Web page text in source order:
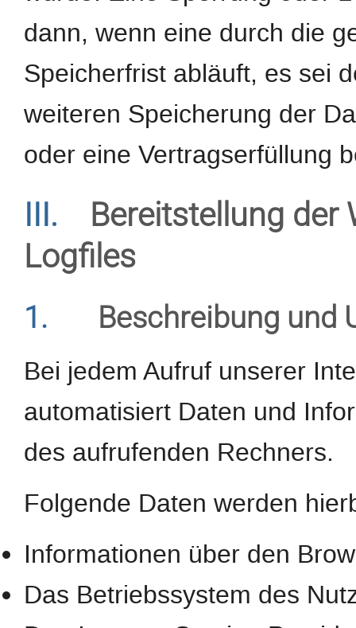
dann, wenn eine durch die
Speicherfrist abläuft, es sei
weiteren Speicherung der
oder eine Vertragserfüllung
III.
Bereitstellung der
Logfiles
1. Beschreibung und
Bei jedem Aufruf unserer
automatisiert Daten und
des aufrufenden Rechners.
Folgende Daten werden
Informationen über den
Das Betriebssystem des